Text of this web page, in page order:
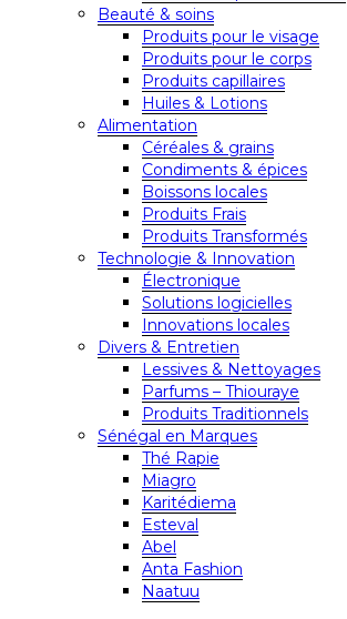
Beauté & soins
Produits pour le visage
Produits pour le corps
Produits capillaires
Huiles & Lotions
Alimentation
Céréales & grains
Condiments & épices
Boissons locales
Produits Frais
Produits Transformés
Technologie & Innovation
Électronique
Solutions logicielles
Innovations locales
Divers & Entretien
Lessives & Nettoyages
Parfums – Thiouraye
Produits Traditionnels
Sénégal en Marques
Thé Rapie
Miagro
Karitédiema
Esteval
Abel
Anta Fashion
Naatuu